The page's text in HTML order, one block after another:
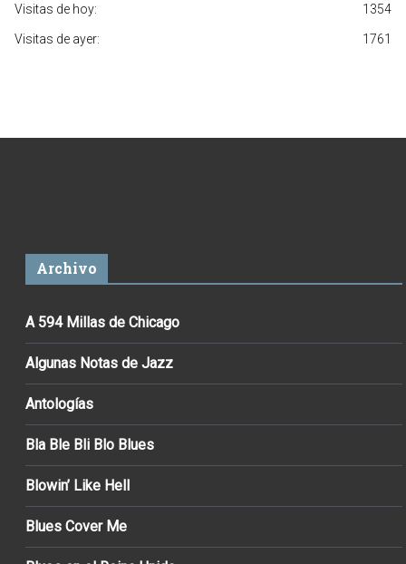
1354
Visitas de hoy:
1761
Visitas de ayer:
Archivo
A 594 Millas de Chicago
Algunas Notas de Jazz
Antologías
Bla Ble Bli Blo Blues
Blowin’ Like Hell
Blues Cover Me